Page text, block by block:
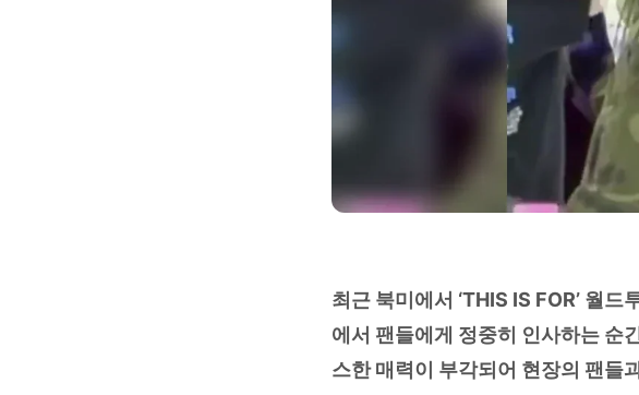
최근 북미에서 ‘THIS IS FOR’ 월
에서 팬들에게 정중히 인사하는 순
스한 매력이 부각되어 현장의 팬들